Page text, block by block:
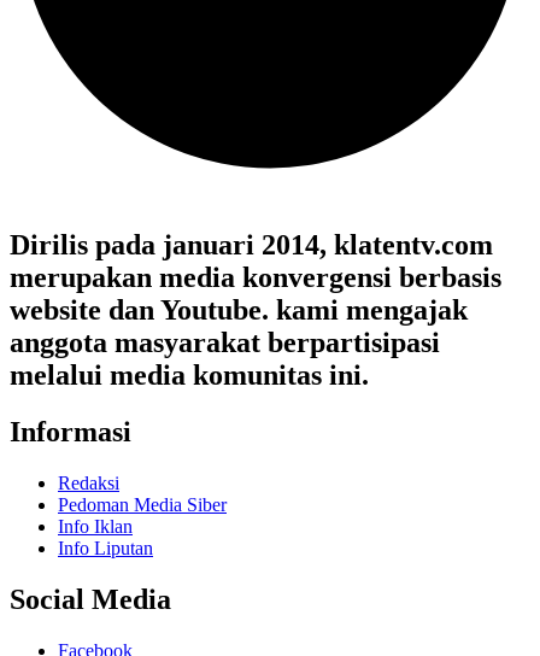
Dirilis pada januari 2014, klatentv.com
merupakan media konvergensi berbasis
website dan Youtube. kami mengajak
anggota masyarakat berpartisipasi
melalui media komunitas ini.
Informasi
Redaksi
Pedoman Media Siber
Info Iklan
Info Liputan
Social Media
Facebook